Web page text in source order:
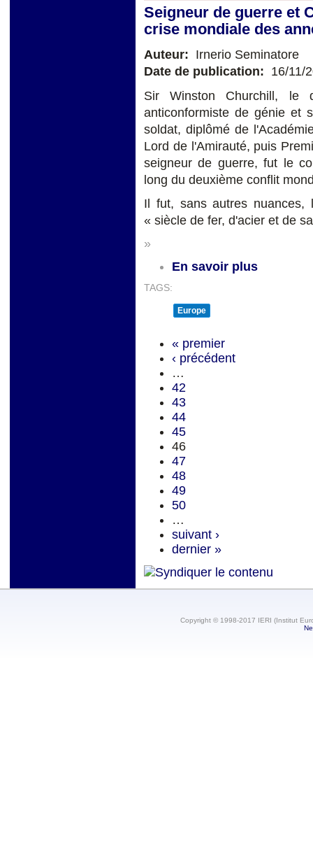
Seigneur de guerre et
crise mondiale des
Auteur: Irnerio Seminatore
Date de publication: 16/11/
Sir Winston Churchill, le
anticonformiste de génie et
soldat, diplômé de
Lord de l'Amirauté, puis
seigneur de guerre, fut le
long du deuxième conflit
Il fut, sans autres
« siècle de fer, d'acier et de
»
En savoir plus
TAGS:
Europe
« premier
‹ précédent
…
42
43
44
45
46
47
48
49
50
…
suivant ›
dernier »
Copyright © 1998-2017 IERI (Institut